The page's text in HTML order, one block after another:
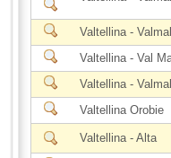
Valtellina -
Valtellina - Val
Valtellina -
Valtellina Orobie
Valtellina - Alta